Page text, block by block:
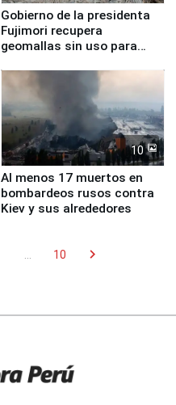
Gobierno de la presidenta
Fujimori recupera
geomallas sin uso para
Fenómeno El Niño
10
Al menos 17 muertos en
bombardeos rusos contra
Kiev y sus alrededores
10 chevron_right